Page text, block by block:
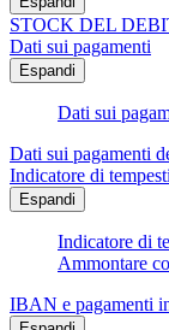
STOCK DEL
Dati sui pagamenti
Espandi
Dati sui
Dati sui pagamenti
Indicatore di
Espandi
Indicatore di
Ammontare
IBAN e pagamenti